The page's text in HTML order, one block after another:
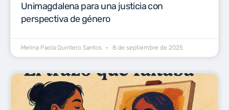
Unimagdalena para una justicia con
perspectiva de género
Melina Paola Quintero Santos 8 de septiembre de 2025